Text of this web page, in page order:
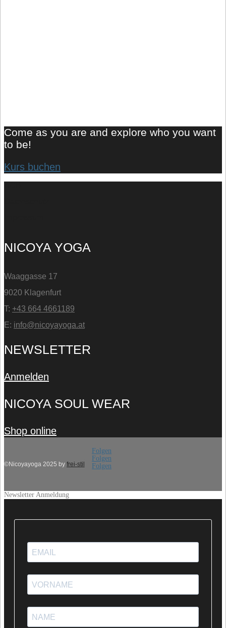
Come as you are and explore who you want
to be!
Kurs buchen
NICOYA YOGA
Waaggasse 17
9020 Klagenfurt
T: +43 664 4661189
E: info@nicoyayoga.at
NEWSLETTER
Anmelden
NICOYA SOUL WEAR
Shop online
©Nicoyayoga 2025 by frei-stil
Folgen
Folgen
Folgen
Newsletter Anmeldung